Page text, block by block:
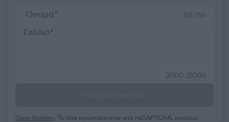
50 /50
2000 /2000
Όροι Χρήσης. Το site προστατεύεται από reCAPTCHA, ισχύουν